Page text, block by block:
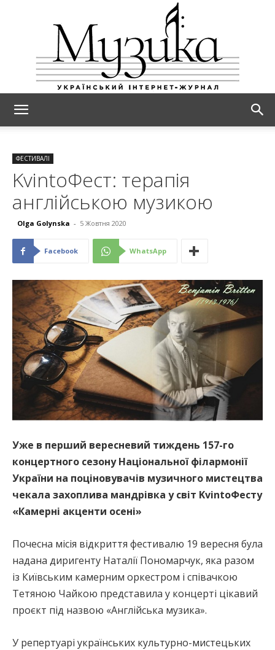
ФЕСТИВАЛІ
KvintoФест: терапія
англійською музикою
Olga Golynska - 5 Жовтня 2020
Facebook WhatsApp
Уже в перший вересневий тиждень 157-го
концертного сезону Національної філармонії
України на поціновувачів музичного мистецтва
чекала захоплива мандрівка у світ KvintoФесту
«Камерні акценти осені»
Почесна місія відкриття фестивалю 19 вересня була
надана диригенту Наталії Пономарчук, яка разом
із Київським камерним оркестром і співачкою
Тетяною Чайкою представила у концерті цікавий
проєкт під назвою «Англійська музика».
У репертуарі українських культурно-мистецьких